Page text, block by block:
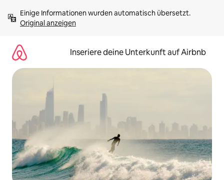
Inhalten
springenOriginal anzeigen
Inseriere deine Unterkunft auf Airbnb